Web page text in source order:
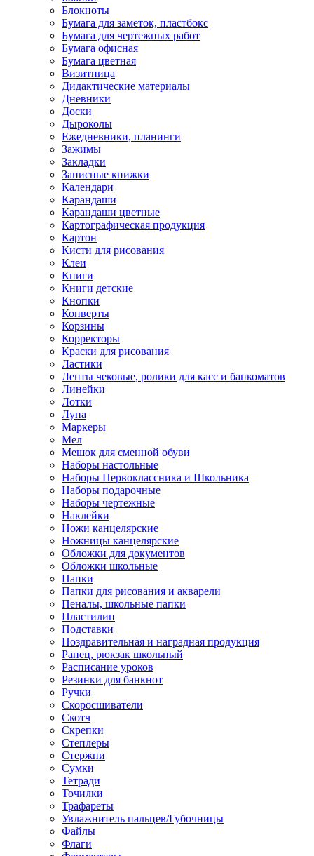
Блокноты
Бумага для заметок, пластбокс
Бумага для чертежных работ
Бумага офисная
Бумага цветная
Визитница
Дидактические материалы
Дневники
Доски
Дыроколы
Ежедневники, планинги
Зажимы
Закладки
Записные книжки
Календари
Карандаши
Карандаши цветные
Картографическая продукция
Картон
Кисти для рисования
Клеи
Книги
Книги детские
Кнопки
Конверты
Корзины
Корректоры
Краски для рисования
Ластики
Ленты чековые, ролики для касс и банкоматов
Линейки
Лотки
Лупа
Маркеры
Мел
Мешок для сменной обуви
Наборы настольные
Наборы Первоклассника и Школьника
Наборы подарочные
Наборы чертежные
Наклейки
Ножи канцелярские
Ножницы канцелярские
Обложки для документов
Обложки школьные
Папки
Папки для рисования и акварели
Пеналы, школьные папки
Пластилин
Подставки
Поздравительная и наградная продукция
Ранец, рюкзак школьный
Расписание уроков
Резинки для банкнот
Ручки
Скоросшиватели
Скотч
Скрепки
Степлеры
Стержни
Сумки
Тетради
Точилки
Трафареты
Увлажнитель пальцев/Губочницы
Файлы
Флаги